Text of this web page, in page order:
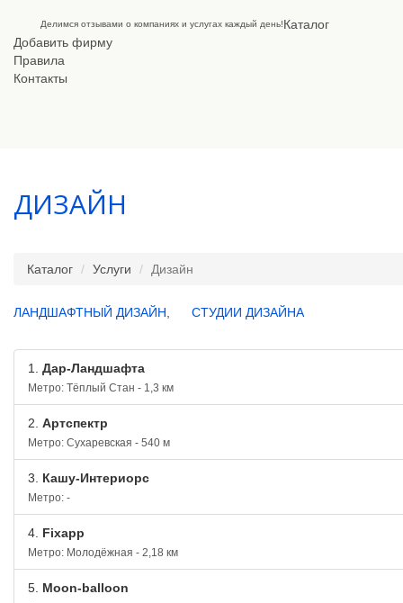
Делимся отзывами о компаниях и услугах каждый день!Каталог
Добавить фирму
Правила
Контакты
ДИЗАЙН
Каталог Услуги Дизайн
ЛАНДШАФТНЫЙ ДИЗАЙН СТУДИИ ДИЗАЙНА
1. Дар-Ландшафта
Метро: Тёплый Стан - 1,3 км
2. Артспектр
Метро: Сухаревская - 540 м
3. Кашу-Интериорс
Метро: -
4. Fixapp
Метро: Молодёжная - 2,18 км
5. Moon-balloon